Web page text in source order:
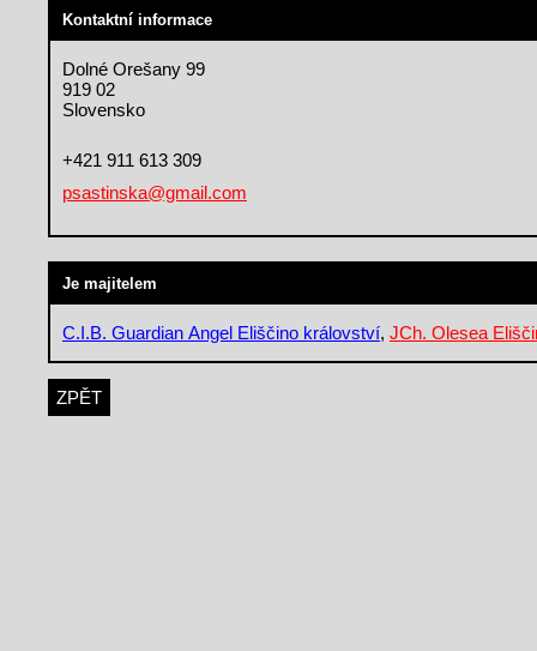
Kontaktní informace
Dolné Orešany 99
919 02
Slovensko
+421 911 613 309
psastinska@gmail.com
Je majitelem
C.I.B. Guardian Angel Eliščino království, JCh. Olesea
ZPĚT